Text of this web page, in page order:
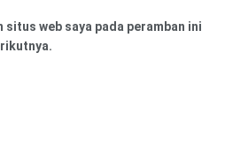
situs web saya pada peramban ini